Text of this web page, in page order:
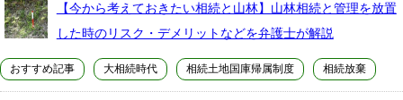
【今から考えておきたい相続と山林】山林相続と管理を放置
した時のリスク・デメリットなどを弁護士が解説
おすすめ記事 大相続時代 相続土地国庫帰属制度 相続放棄